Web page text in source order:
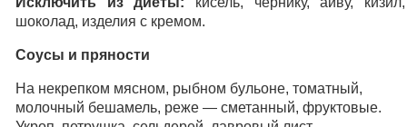
шоколад, изделия с кремом.
Соусы и пряности
На некрепком мясном, рыбном бульоне, томатный,
молочный бешамель, реже — сметанный, фруктовые.